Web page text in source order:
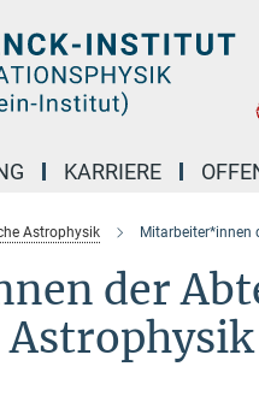
KARRIERE
Astrophysik Mitarbeiter*innen
der